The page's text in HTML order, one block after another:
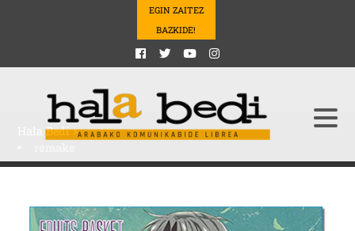
EGIN ZAITEZ
BAZKIDE!
Hala Bedi>